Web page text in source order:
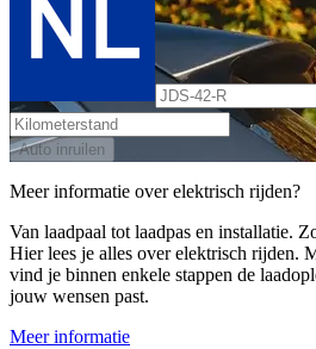
Auto inruilen
Meer informatie over elektrisch rijden?
Van laadpaal tot laadpas en installatie.
Hier lees je alles over elektrisch rijden.
vind je binnen enkele stappen de
jouw wensen past.
Meer informatie